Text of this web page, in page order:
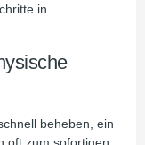
in
beheben, ein